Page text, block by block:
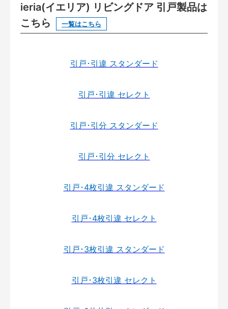
ieria(イエリア) リビングドア 引戸製品は
こちら
一覧はこちら
引戸･引違 スタンダード
引戸･引違 セレクト
引戸･引分 スタンダード
引戸･引分 セレクト
引戸･4枚引違 スタンダード
引戸･4枚引違 セレクト
引戸･3枚引違 スタンダード
引戸･3枚引違 セレクト